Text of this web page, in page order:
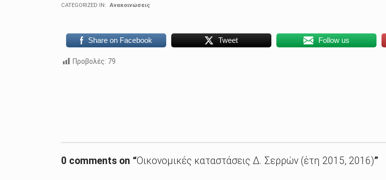
CATEGORIZED IN: Ανακοινώσεις
Share on Facebook Tweet Follow us
Προβολές: 79
0 comments on “Οικονομικές καταστάσεις Δ. Σερρών (έτη 2015, 2016)”